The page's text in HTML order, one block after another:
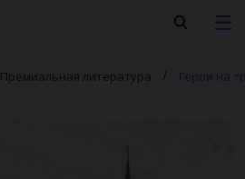
Премиальная литература